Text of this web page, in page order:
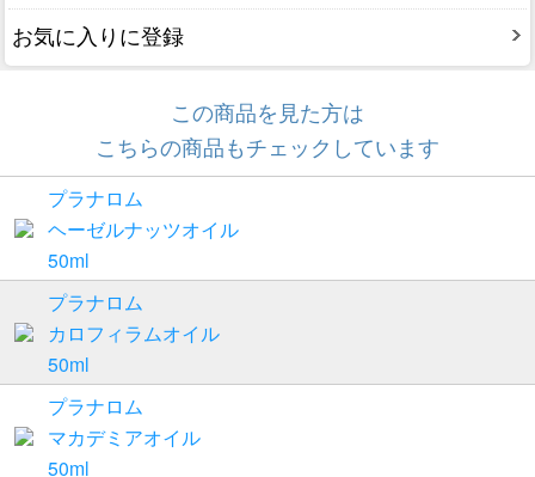
お気に入りに登録
この商品を見た方は
こちらの商品もチェックしています
プラナロム
ヘーゼルナッツオイル
50ml
プラナロム
カロフィラムオイル
50ml
プラナロム
マカデミアオイル
50ml